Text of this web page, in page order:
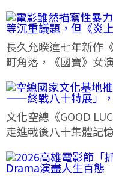
長久允睽違七年新作
町角落，《國寶》女
文化空總《GOOD
走進戰後八十集體記憶